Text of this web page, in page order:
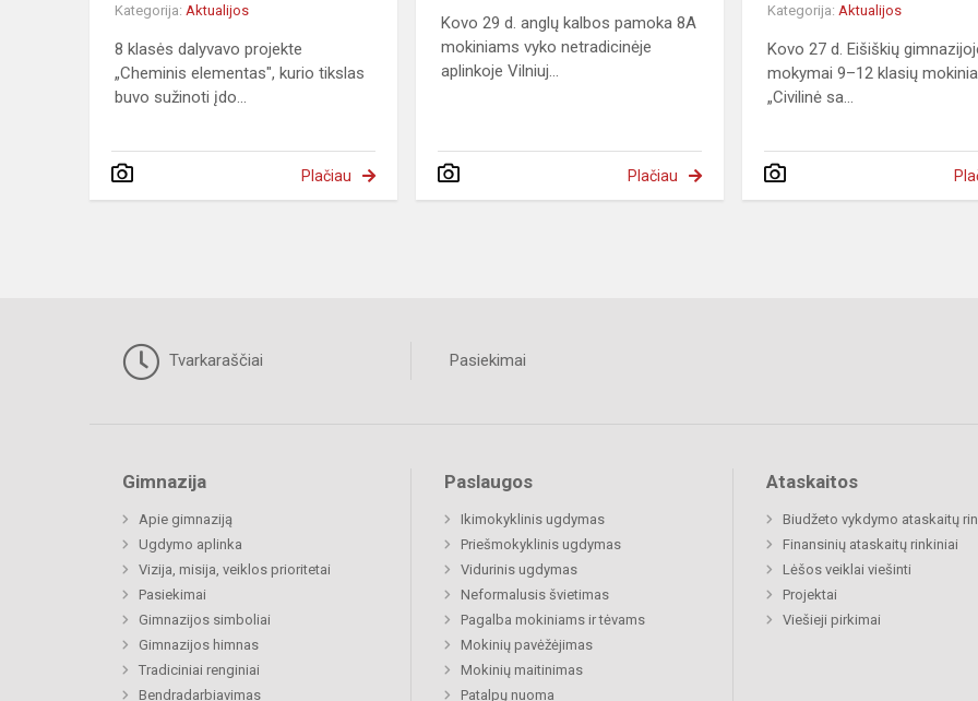
Kategorija: Aktualijos
8 klasės dalyvavo projekte
„Cheminis elementas", kurio tikslas
buvo sužinoti įdo...
Plačiau
Kovo 29 d. anglų kalbos pamoka 8A
mokiniams vyko netradicinėje
aplinkoje Vilniuj...
Plačiau
Kategorija:Aktualijos
Kovo 27 d. Eišiškių
mokymai 9–12 klasių
„Civilinė sa...
Tvarkaraščiai Pasiekimai
Gimnazija
Apie gimnaziją
Ugdymo aplinka
Vizija, misija, veiklos prioritetai
Pasiekimai
Gimnazijos simboliai
Gimnazijos himnas
Tradiciniai renginiai
Bendradarbiavimas
Paslaugos
Ikimokyklinis ugdymas
Priešmokyklinis ugdymas
Vidurinis ugdymas
Neformalusis švietimas
Pagalba mokiniams ir tėvams
Mokinių pavėžėjimas
Mokinių maitinimas
Patalpų nuoma
Ataskaitos
Biudžeto vykdymo ataskaitų
Finansinių ataskaitų rinkiniai
Lėšos veiklai viešinti
Projektai
Viešieji pirkimai